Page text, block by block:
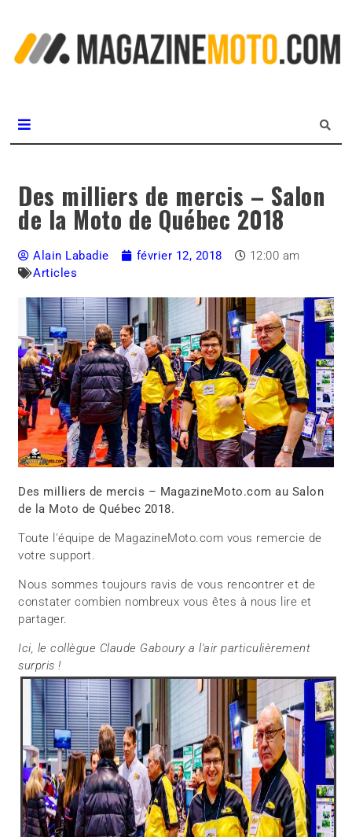
Des milliers de mercis – Salon
de la Moto de Québec 2018
Alain Labadie février 12, 2018
12:00 am
Articles
Des milliers de mercis – MagazineMoto.com au Salon
de la Moto de Québec 2018.
Toute l'équipe de MagazineMoto.com vous remercie de
votre support.
Nous sommes toujours ravis de vous rencontrer et de
constater combien nombreux vous êtes à nous lire et
partager.
Ici, le collègue Claude Gaboury a l'air particulièrement
surpris !